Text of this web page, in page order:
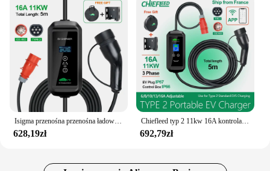
Isigma przenośna przenośna ładowarka EV 11KW 16A typ 2 IEC62196-2 EVSE etui z funkcją ładowania pojazd elektryczny ładowarka samochodowa wtyczka CEE 5M kabel
628,19zł
Chiefleed typ 2 11kw 16A kontrola aplikacji pojazd elektryczny ładowarka samochodowa EVSE Wallbox 3 fazy IEC62196-2 ładowarka EV
692,79zł